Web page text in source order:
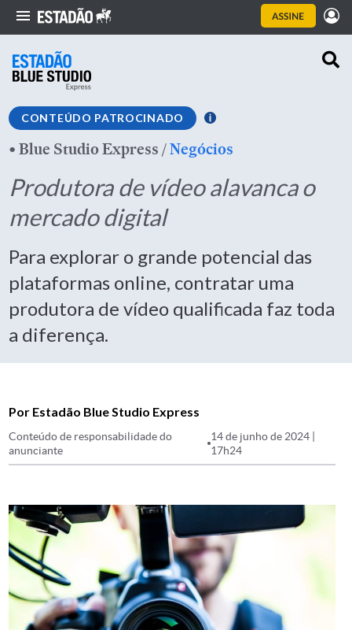
CONTEÚDO PATROCINADO
•Blue Studio Express/Negócios
Produtora de vídeo alavanca o
mercado digital
Para explorar o grande potencial das
plataformas online, contratar uma
produtora de vídeo qualificada faz toda
a diferença.
Por Estadão Blue Studio Express
Conteúdo de responsabilidade do
anunciante
14 de junho de 2024 |
17h24